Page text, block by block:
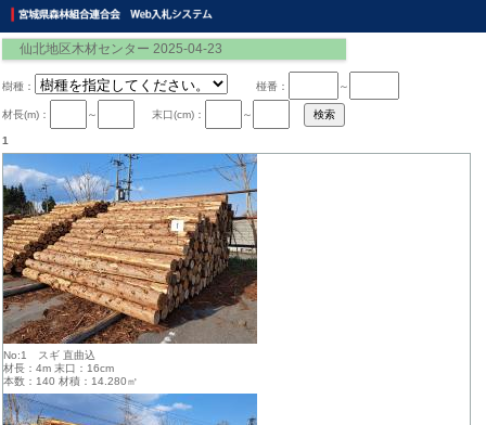
仙北地区木材センター 2025-04-23
樹種： 椪番： ～
材長(m)： ～ 末口(cm)： ～
1
No:1 スギ 直曲込
材長：4m 末口：16cm
本数：140 材積：14.280㎥